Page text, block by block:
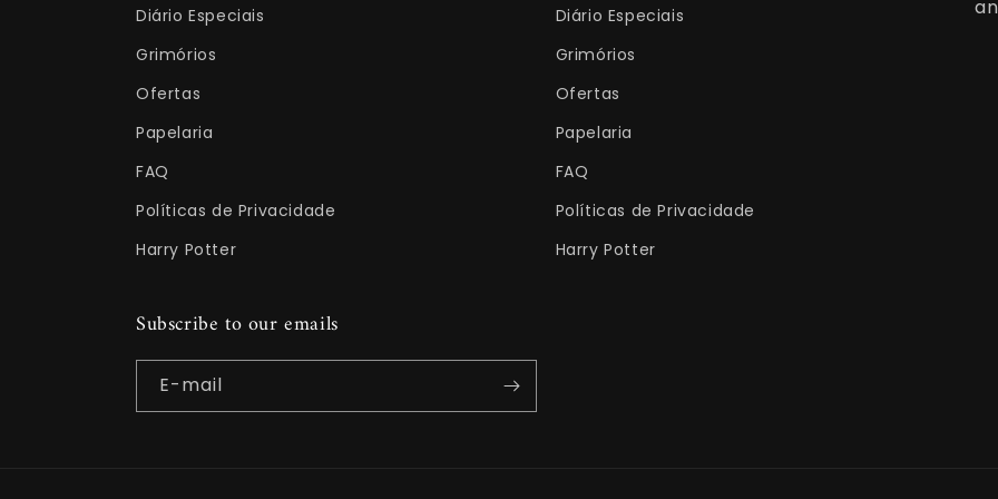
Diário Especiais
Grimórios
Ofertas
Papelaria
FAQ
Políticas de Privacidade
Harry Potter
Diário Especiais
Grimórios
Ofertas
Papelaria
FAQ
Políticas de Privacidade
Harry Potter
Subscribe to our emails
E-mail